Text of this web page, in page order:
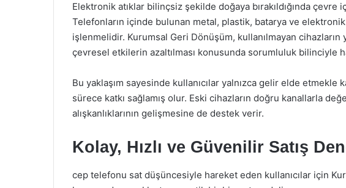
Elektronik atıklar bilinçsiz şekilde doğaya bırakıldığında
Telefonların içinde bulunan metal, plastik, batarya ve
işlenmelidir. Kurumsal Geri Dönüşüm, kullanılmayan cihazların
çevresel etkilerin azaltılması konusunda sorumluluk bilinciyle
Bu yaklaşım sayesinde kullanıcılar yalnızca gelir elde etmekle
sürece katkı sağlamış olur. Eski cihazların doğru kanallarla
alışkanlıklarının gelişmesine de destek verir.
Kolay, Hızlı ve Güvenilir Satış
cep telefonu sat düşüncesiyle hareket eden kullanıcılar için